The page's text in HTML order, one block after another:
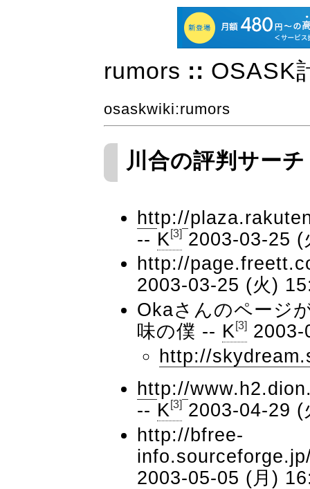
rumors :: OSASK
osaskwiki:rumors
川合の評判サー
http://
-- K [3]
2003-03-25
http://
2003-03-25 (火)
Okaさんのページ
味の僕 -- K[3]
http://
http://
-- K [3]
2003-04-29
http://bfree-
2003-05-05 (月)